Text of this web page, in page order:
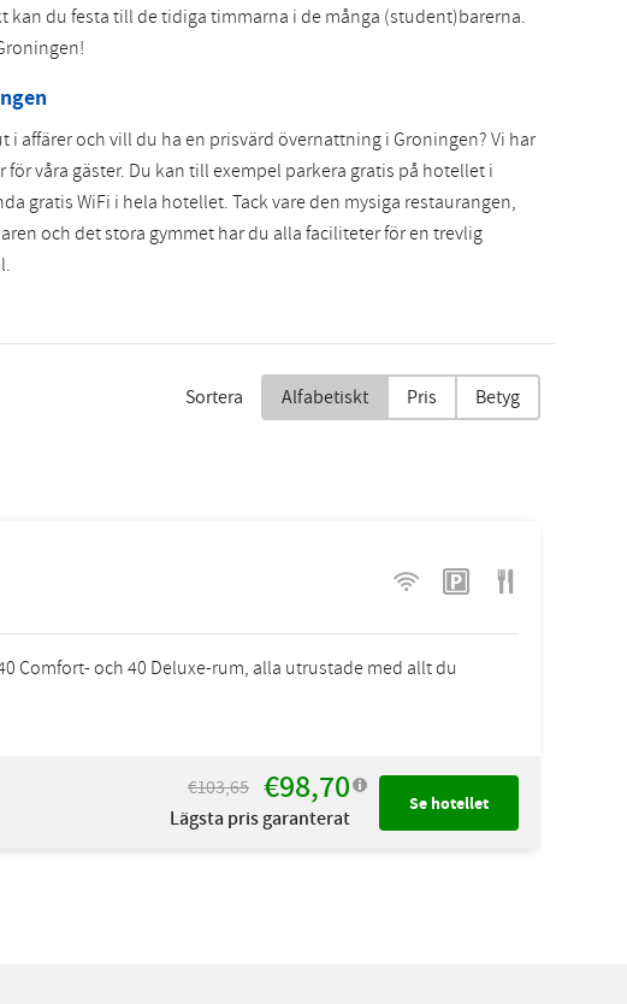
kan du festa till de tidiga timmarna i de många (student)barerna.
i affärer och vill du ha en prisvärd övernattning i Groningen? Vi har
våra gäster. Du kan till exempel parkera gratis på hotellet i
gratis WiFi i hela hotellet. Tack vare den mysiga restaurangen,
och det stora gymmet har du alla faciliteter för en trevlig
Sortera Alfabetiskt Pris Betyg
Comfort- och 40 Deluxe-rum, alla utrustade med allt du
€103,65 €98,70
Lägsta pris garanterat
Se hotellet